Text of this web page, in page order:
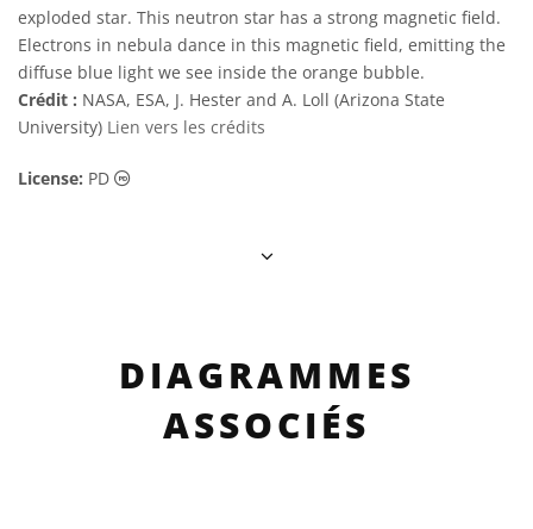
exploded star. This neutron star has a strong magnetic field.
Electrons in nebula dance in this magnetic field, emitting the
diffuse blue light we see inside the orange bubble.
Crédit : NASA, ESA, J. Hester and A. Loll (Arizona State
University) Lien vers les crédits
License: PD Domaine Public Icônes
DIAGRAMMES
ASSOCIÉS